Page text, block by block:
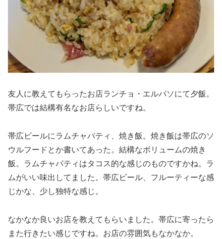
友人に教えてもらったお店ランチョ・エルパソにて夕飯。
帯広では結構有名なお店らしいですね。
帯広ビールにラムチャパティ、焼き飯。焼き飯は帯広のソ
ウルフードとか書いてあった。結構なボリュームの焼き
飯。ラムチャパティはタコス的な感じのものですかね。ラ
ムがいい味出してました。帯広ビール、フルーティーな感
じかな、少し独特な感じ。
なかなか良いお店を教えてもらいました。帯広に寄ったら
また行きたい感じですね。お店の雰囲気もなかなか。